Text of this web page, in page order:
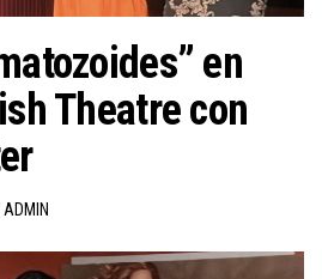
en
Theatre con
ADMIN